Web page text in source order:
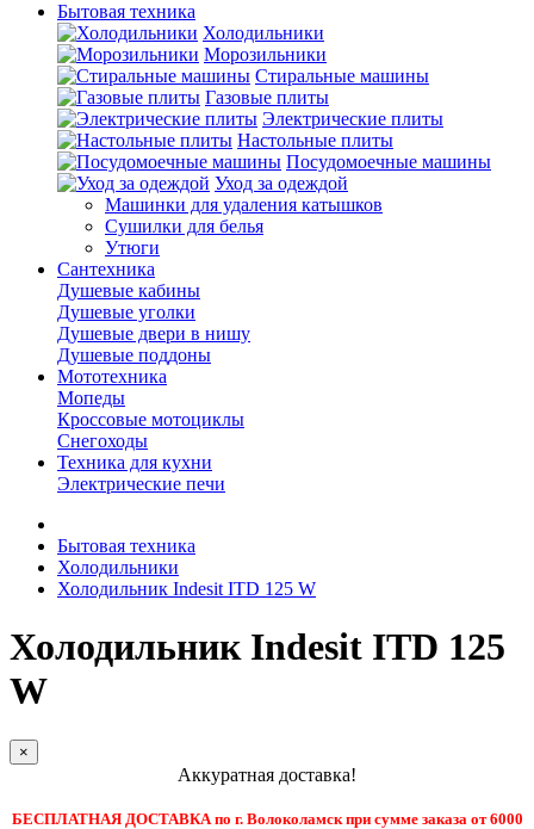
Бытовая техника
Холодильники
Морозильники
Стиральные машины
Газовые плиты
Электрические плиты
Настольные плиты
Посудомоечные машины
Уход за одеждой
Машинки для удаления катышков
Сушилки для белья
Утюги
Сантехника
Душевые кабины
Душевые уголки
Душевые двери в нишу
Душевые поддоны
Мототехника
Мопеды
Кроссовые мотоциклы
Снегоходы
Техника для кухни
Электрические печи
Бытовая техника
Холодильники
Холодильник Indesit ITD 125 W
Холодильник Indesit ITD 125
W
×
Аккуратная доставка!
БЕСПЛАТНАЯ ДОСТАВКА по г. Волоколамск при сумме заказа от 6000